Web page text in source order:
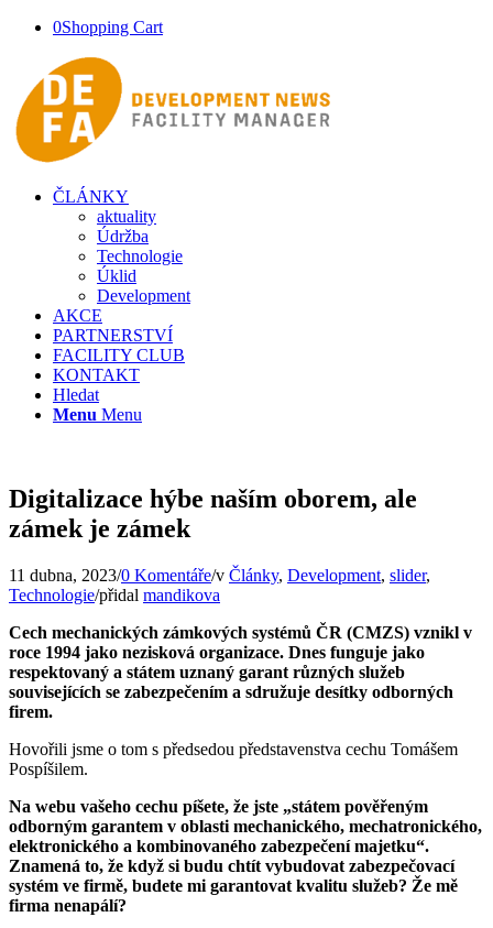
0Shopping Cart
ČLÁNKY
aktuality
Údržba
Technologie
Úklid
Development
AKCE
PARTNERSTVÍ
FACILITY CLUB
KONTAKT
Hledat
Menu Menu
Digitalizace hýbe naším oborem, ale
zámek je zámek
11 dubna, 2023/0 Komentáře/v Články, Development, slider,
Technologie/přidal mandikova
Cech mechanických zámkových systémů ČR (CMZS) vznikl v
roce 1994 jako nezisková organizace. Dnes funguje jako
respektovaný a státem uznaný garant různých služeb
souvisejících se zabezpečením a sdružuje desítky odborných
firem.
Hovořili jsme o tom s předsedou představenstva cechu Tomášem
Pospíšilem.
Na webu vašeho cechu píšete, že jste „státem pověřeným
odborným garantem v oblasti mechanického, mechatronického,
elektronického a kombinovaného zabezpečení majetku“.
Znamená to, že když si budu chtít vybudovat zabezpečovací
systém ve firmě, budete mi garantovat kvalitu služeb? Že mě
firma nenapálí?